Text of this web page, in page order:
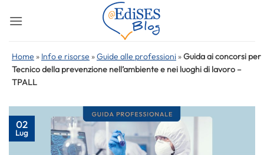
Home » Info e risorse »Guide alle professioni »Guida ai concorsi per
Tecnico della prevenzione nell’ambiente e nei luoghi di lavoro –
TPALL
02
Lug